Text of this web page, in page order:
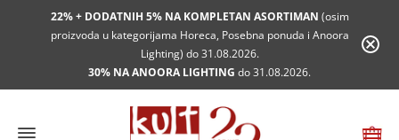
22% + DODATNIH 5% NA KOMPLETAN ASORTIMAN (osim
proizvoda u kategorijama Horeca, Posebna ponuda i Anoora
Lighting) do 31.08.2026.
30% NA ANOORA LIGHTING do 31.08.2026.